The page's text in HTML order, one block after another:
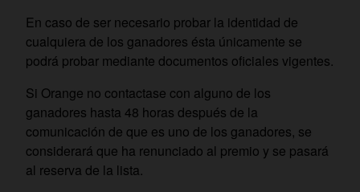
En caso de ser necesario probar la identidad de
cualquiera de los ganadores ésta únicamente se
podrá probar mediante documentos oficiales vigentes.
Si Orange no contactase con alguno de los
ganadores hasta 48 horas después de la
comunicación de que es uno de los ganadores, se
considerará que ha renunciado al premio y se pasará
al reserva de la lista.